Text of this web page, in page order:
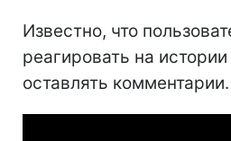
Известно, что
реагировать на
оставлять комментарии.